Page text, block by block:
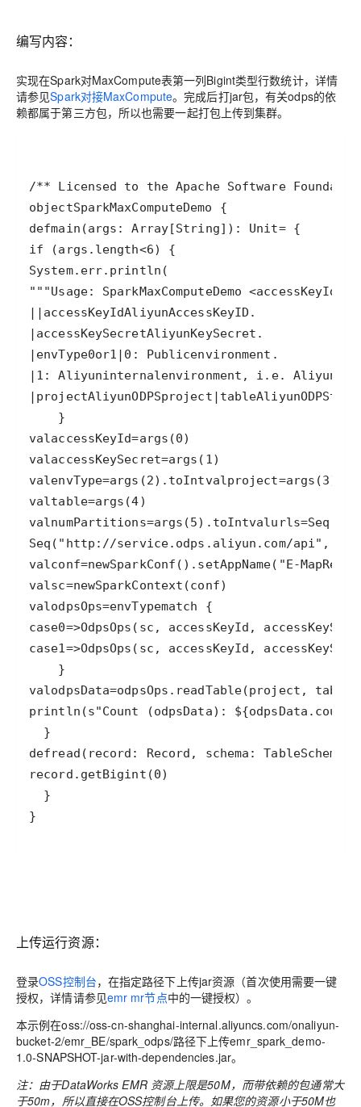
编写内容：
实现在Spark对MaxCompute表第一列Bigint类型行数统计，详情
请参见Spark对接MaxCompute。完成后打jar包，有关odps的依
赖都属于第三方包，所以也需要一起打包上传到集群。
/** Licensed to the Apache Software
objectSparkMaxComputeDemo
defmain (args : Array[String]): Unit=
if (args . length<6
System. err. println
"" "Usage: SparkMaxComputeDemo
| | accessKeyIdAliyunAccessKeyID
| accessKeySecretAliyunKeySecret
| envType0or1 | 0 : Publicenvironment
| 1 : Aliyuninternalenvironment , i . e. Aliyun
| projectAliyunODPSproject | tableAliyunODPS
valaccessKeyId=args (0
valaccessKeySecret=args ( 1
valenvType=args (2). toIntvalproject=args (3
valtable=args (4
valnumPartitions=args (5). toIntvalurls=Seq
Seq ( "http://service.odps.aliyun.com/api" ,
valconf=newSparkConf (). setAppName( "E-
valsc=newSparkContext (conf
valodpsOps=envTypematch
case0=>OdpsOps ( sc , accessKeyId ,
case1=>OdpsOps ( sc , accessKeyId ,
valodpsData=odpsOps . readTable(project , table
println (s"Count (odpsData):
defread ( record : Record , schema : TableSchema
record . getBigint (0
}
上传运行资源：
登录OSS控制台，在指定路径下上传jar资源（首次使用需要一键
授权，详情请参见emr mr节点中的一键授权）。
本示例在oss://oss-cn-shanghai-internal.aliyuncs.com/onaliyun-
bucket-2/emr_BE/spark_odps/路径下上传emr_spark_demo-
1.0-SNAPSHOT-jar-with-dependencies.jar。
注：由于DataWorks EMR 资源上限是50M，而带依赖的包通常大
于50m，所以直接在OSS控制台上传。如果您的资源小于50M也